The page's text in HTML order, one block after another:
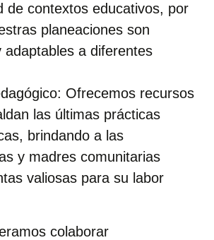
de contextos educativos, por
planeaciones son
adaptables a diferentes
Ofrecemos recursos
las últimas prácticas
brindando a las
y madres comunitarias
valiosas para su labor
colaborar